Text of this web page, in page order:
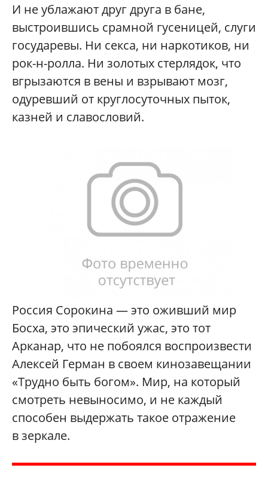
И не ублажают друг друга в бане,
выстроившись срамной гусеницей, слуги
государевы. Ни секса, ни наркотиков, ни
рок-н-ролла. Ни золотых стерлядок, что
вгрызаются в вены и взрывают мозг,
одуревший от круглосуточных пыток,
казней и славословий.
Россия Сорокина — это оживший мир
Босха, это эпический ужас, это тот
Арканар, что не побоялся воспроизвести
Алексей Герман в своем кинозавещании
«Трудно быть богом». Мир, на который
смотреть невыносимо, и не каждый
способен выдержать такое отражение
в зеркале.